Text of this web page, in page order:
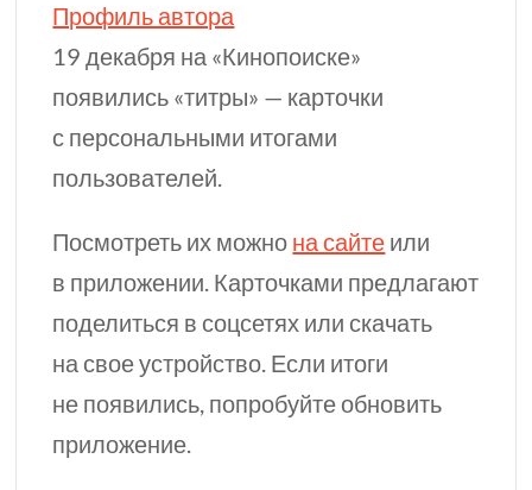
Профиль автора
19 декабря на «Кинопоиске»
появились «титры» — карточки
с персональными итогами
пользователей.
Посмотреть их можно на сайте или
в приложении. Карточками предлагают
поделиться в соцсетях или скачать
на свое устройство. Если итоги
не появились, попробуйте обновить
приложение.